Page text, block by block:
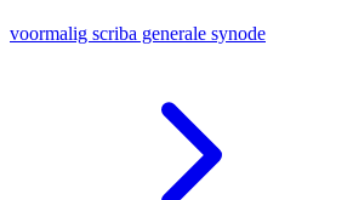
voormalig scriba generale synode